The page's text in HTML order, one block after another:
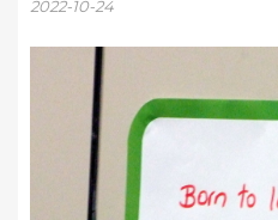
2022-10-24